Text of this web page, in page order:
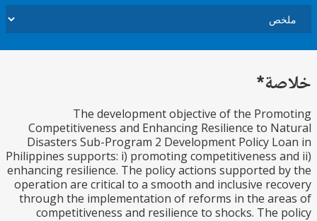
The development objective of the
Competitiveness and Enhancing Resilience to
Disasters Sub-Program 2 Development Policy
Philippines supports: i) promoting competitiveness
enhancing resilience. The policy actions supported
operation are critical to a smooth and inclusive
through the implementation of reforms in the
competitiveness and resilience to shocks. The